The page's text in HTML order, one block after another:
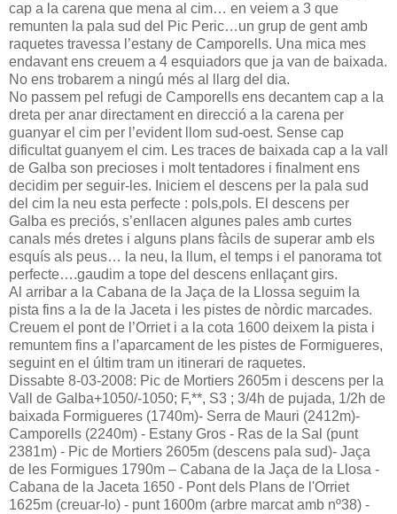
cap a la carena que mena al cim… en veiem a 3 que
remunten la pala sud del Pic Peric…un grup de gent amb
raquetes travessa l’estany de Camporells. Una mica mes
endavant ens creuem a 4 esquiadors que ja van de baixada.
No ens trobarem a ningú més al llarg del dia.
No passem pel refugi de Camporells ens decantem cap a la
dreta per anar directament en direcció a la carena per
guanyar el cim per l’evident llom sud-oest. Sense cap
dificultat guanyem el cim. Les traces de baixada cap a la vall
de Galba son precioses i molt tentadores i finalment ens
decidim per seguir-les. Iniciem el descens per la pala sud
del cim la neu esta perfecte : pols,pols. El descens per
Galba es preciós, s’enllacen algunes pales amb curtes
canals més dretes i alguns plans fàcils de superar amb els
esquís als peus… la neu, la llum, el temps i el panorama tot
perfecte….gaudim a tope del descens enllaçant girs.
Al arribar a la Cabana de la Jaça de la Llossa seguim la
pista fins a la de la Jaceta i les pistes de nòrdic marcades.
Creuem el pont de l’Orriet i a la cota 1600 deixem la pista i
remuntem fins a l’aparcament de les pistes de Formigueres,
seguint en el últim tram un itinerari de raquetes.
Dissabte 8-03-2008: Pic de Mortiers 2605m i descens per la
Vall de Galba+1050/-1050; F,**, S3 ; 3/4h de pujada, 1/2h de
baixada Formigueres (1740m)- Serra de Mauri (2412m)-
Camporells (2240m) - Estany Gros - Ras de la Sal (punt
2381m) - Pic de Mortiers 2605m (descens pala sud)- Jaça
de les Formigues 1790m – Cabana de la Jaça de la Llosa -
Cabana de la Jaceta 1650 - Pont dels Plans de l'Orriet
1625m (creuar-lo) - punt 1600m (arbre marcat amb nº38) -